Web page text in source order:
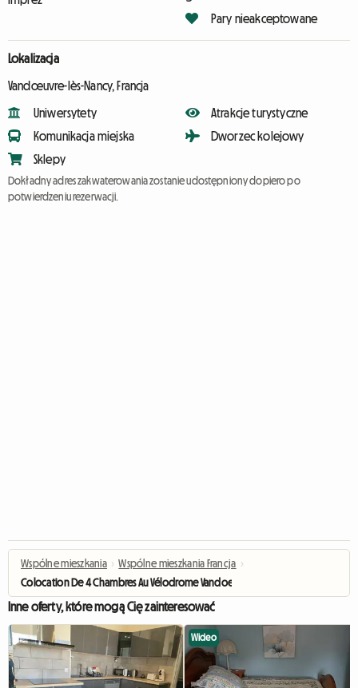
Pary nieakceptowane
Lokalizacja
Vandœuvre-lès-Nancy, Francja
Uniwersytety
Komunikacja miejska
Sklepy
Atrakcje turystyczne
Dworzec kolejowy
Dokładny adres zakwaterowania zostanie udostępniony dopiero po
potwierdzeniu rezerwacji.
Wspólne mieszkania › Wspólne mieszkania Francja ›
Colocation De 4 Chambres Au Vélodrome Vandoeuvre-lès-Nancy
Inne oferty, które mogą Cię zainteresować
Wideo